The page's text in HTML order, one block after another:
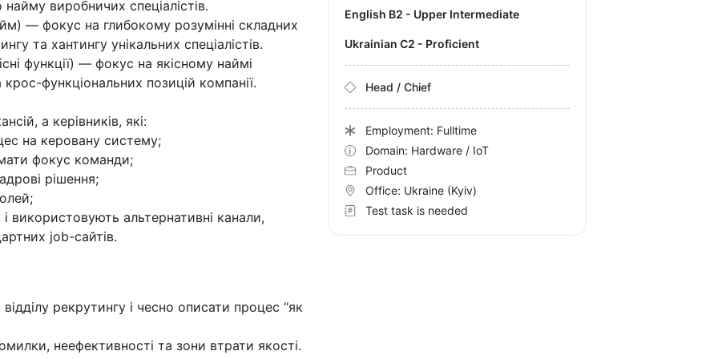
виробничих спеціалістів.
— фокус на глибокому розумінні складних
та хантингу унікальних спеціалістів.
функції) — фокус на якісному наймі
функціональних позицій компанії.
а керівників, які:
на керовану систему;
фокус команди;
рішення;
використовують альтернативні канали,
job-сайтів.
рекрутингу і чесно описати процес “як
неефективності та зони втрати якості.
English B2 - Upper Intermediate
Ukrainian C2 - Proficient
Head / Chief
Employment: Fulltime
Domain: Hardware / IoT
Product
Office: Ukraine (Kyiv)
Test task is needed